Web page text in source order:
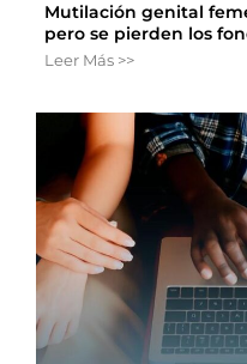
Mutilación genital
pero se pierden los
Leer Más >>